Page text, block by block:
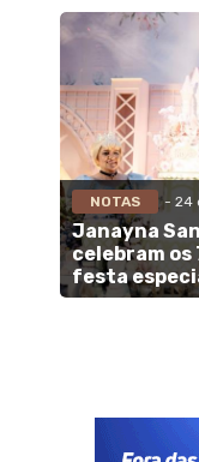
NOTAS - 24
Janayna
celebram os
festa